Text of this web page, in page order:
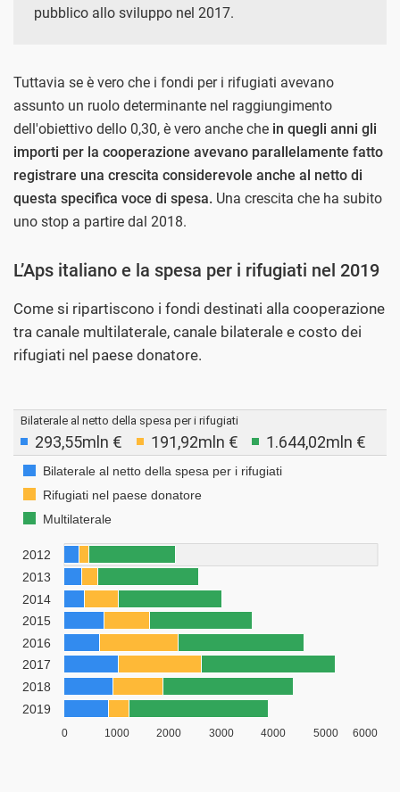
pubblico allo sviluppo nel 2017.
Tuttavia se è vero che i fondi per i rifugiati avevano
assunto un ruolo determinante nel raggiungimento
dell'obiettivo dello 0,30, è vero anche che in quegli anni gli
importi per la cooperazione avevano parallelamente fatto
registrare una crescita considerevole anche al netto di
questa specifica voce di spesa. Una crescita che ha subito
uno stop a partire dal 2018.
L’Aps italiano e la spesa per i rifugiati nel 2019
Come si ripartiscono i fondi destinati alla cooperazione
tra canale multilaterale, canale bilaterale e costo dei
rifugiati nel paese donatore.